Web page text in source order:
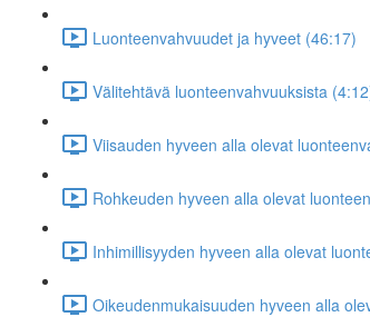
Luonteenvahvuudet ja hyveet (46:17)
Välitehtävä luonteenvahvuuksista
Viisauden hyveen alla olevat
Rohkeuden hyveen alla olevat
Inhimillisyyden hyveen alla olevat
Oikeudenmukaisuuden hyveen alla